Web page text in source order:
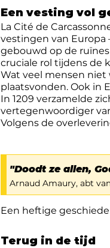
Een vesting vol
La Cité de
vestingen van
gebouwd op de
cruciale rol tijdens de
Wat veel mensen niet
plaatsvonden. Ook in
In 1209 verzamelde
vertegenwoordiger
Volgens de
"Doodt ze allen,
Arnaud Amaury, abt
Een heftige
Terug in de tijd